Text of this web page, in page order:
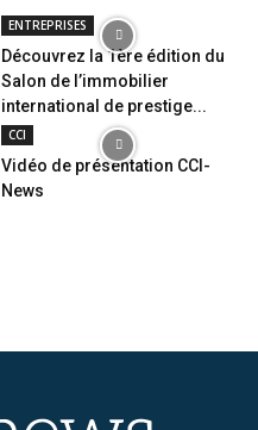
ENTREPRISES
Découvrez la 1ère édition du
Salon de l’immobilier
international de prestige...
CCI
Vidéo de présentation CCI-
News